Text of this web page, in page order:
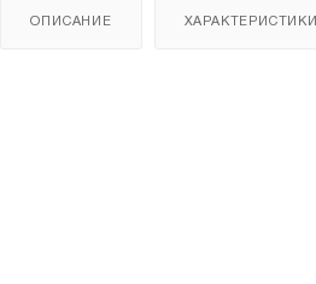
ОПИСАНИЕ ХАРАКТЕРИСТИКИ